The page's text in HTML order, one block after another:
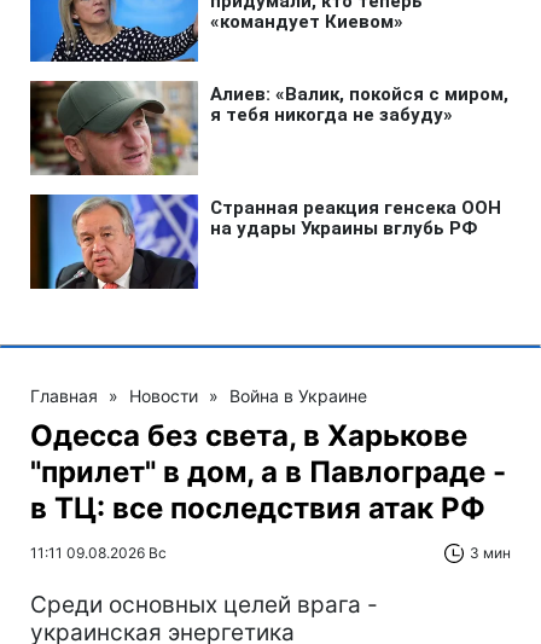
Главная » Новости » Война в Украине
Одесса без света, в Харькове
"прилет" в дом, а в Павлограде -
в ТЦ: все последствия атак РФ
11:11 09.08.2026 Вс 3 мин
Среди основных целей врага -
украинская энергетика